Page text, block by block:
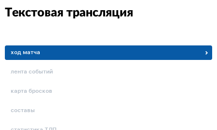
Текстовая трансляция
ход матча
лента событий
карта бросков
составы